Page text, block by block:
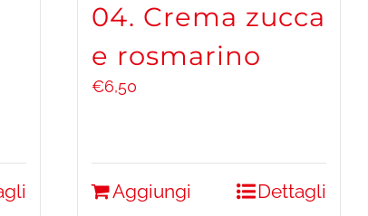
04. Crema zucca
e rosmarino
€6,50
Aggiungi Dettagli